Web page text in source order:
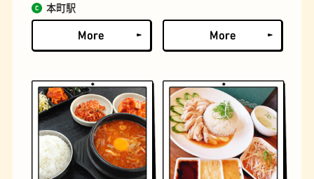
おでん本町駅